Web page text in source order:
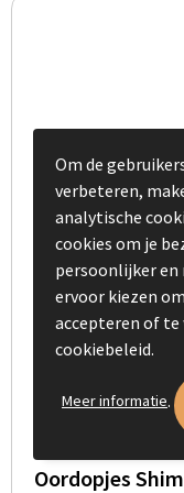
Oordopjes
Om de
verbeteren,
analytische
cookies om je
persoonlijker en
ervoor kiezen
accepteren of te
cookiebeleid.
Meer informatie.